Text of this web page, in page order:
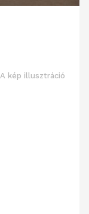
A kép illusztráció